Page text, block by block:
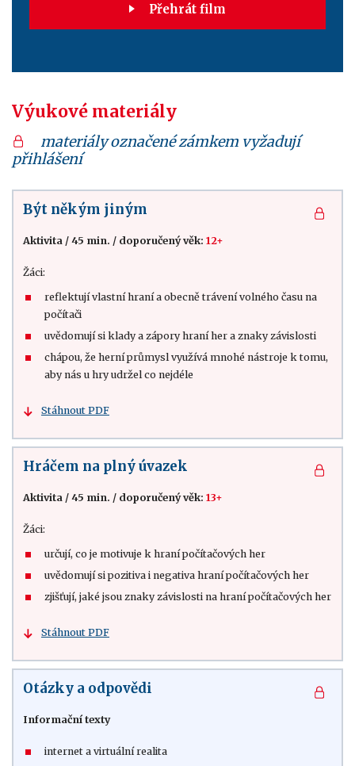
Přehrát film
Výukové materiály
materiály označené zámkem vyžadují
přihlášení
Být někým jiným
Aktivita / 45 min. / doporučený věk: 12+
Žáci:
reflektují vlastní hraní a obecně trávení volného času na
počítači
uvědomují si klady a zápory hraní her a znaky závislosti
chápou, že herní průmysl využívá mnohé nástroje k tomu,
aby nás u hry udržel co nejdéle
Stáhnout PDF
Hráčem na plný úvazek
Aktivita / 45 min. / doporučený věk: 13+
Žáci:
určují, co je motivuje k hraní počítačových her
uvědomují si pozitiva i negativa hraní počítačových her
zjišťují, jaké jsou znaky závislosti na hraní počítačových her
Stáhnout PDF
Otázky a odpovědi
Informační texty
internet a virtuální realita